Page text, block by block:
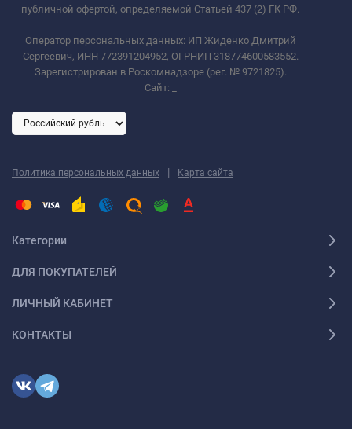
публичной офертой, определяемой Статьей 437 (2) ГК РФ.
Оператор персональных данных: ИП Жиденко Дмитрий
Сергеевич, ИНН 772391204952, ОГРНИП 318774600583552.
Зарегистрирован в Роскомнадзоре (рег. № 9721825).
Сайт:
Политика персональных данных | Карта сайта
Категории
ДЛЯ ПОКУПАТЕЛЕЙ
ЛИЧНЫЙ КАБИНЕТ
КОНТАКТЫ